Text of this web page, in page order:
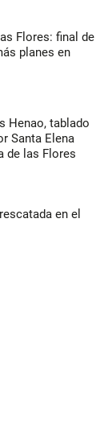
Flores: final de
planes en
Henao, tablado
Santa Elena
de las Flores
en el